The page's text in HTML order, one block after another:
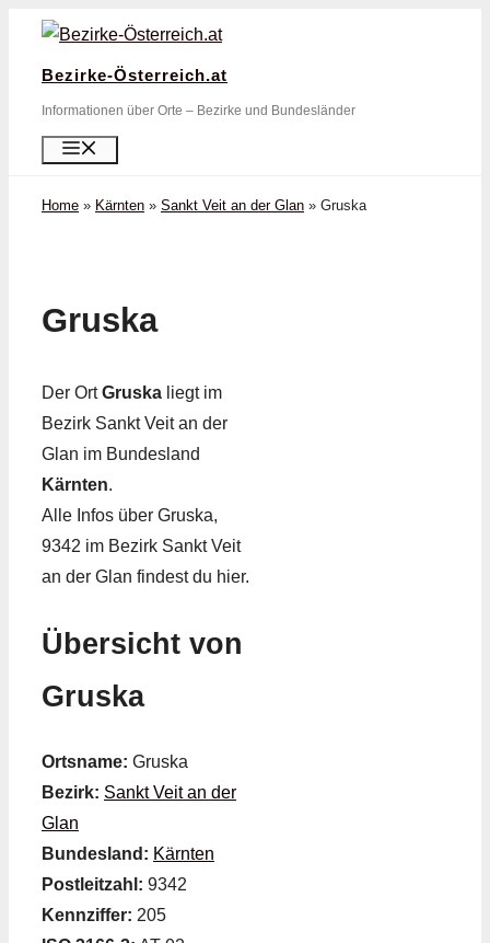
Zum
springen
Bezirke-Österreich.at
Informationen über Orte – Bezirke und Bundesländer
Home » Kärnten » Sankt Veit an der Glan » Gruska
Gruska
Der OrtGruska liegt im
Bezirk Sankt Veit an der
Glan im Bundesland
Kärnten.
Alle Infos über Gruska,
9342 im Bezirk Sankt Veit
an der Glan findest du hier.
Übersicht von
Gruska
Ortsname: Gruska
Bezirk: Sankt Veit an der
Glan
Bundesland: Kärnten
Postleitzahl: 9342
Kennziffer: 205